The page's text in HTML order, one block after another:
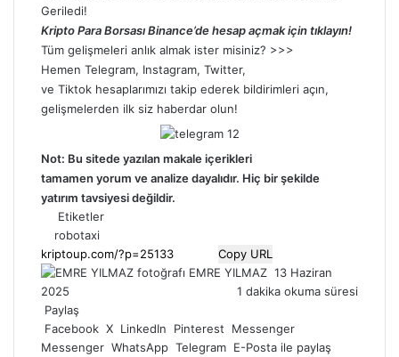
Geriledi!
Kripto Para Borsası Binance’de hesap açmak için tıklayın!
Tüm gelişmeleri anlık almak ister misiniz? >>>
Hemen Telegram, Instagram, Twitter,
ve Tiktok hesaplarımızı takip ederek bildirimleri açın,
gelişmelerden ilk siz haberdar olun!
Not: Bu sitede yazılan makale içerikleri
tamamen yorum ve analize dayalıdır. Hiç bir şekilde
yatırım tavsiyesi değildir.
Etiketler
robotaxi
Copy URL
EMRE YILMAZ Bir
e-
göndermek
13 Haziran
2025
1 dakika okuma süresi
Paylaş
Facebook X LinkedIn Pinterest
Messenger
Messenger WhatsApp Telegram E-Posta ile paylaş